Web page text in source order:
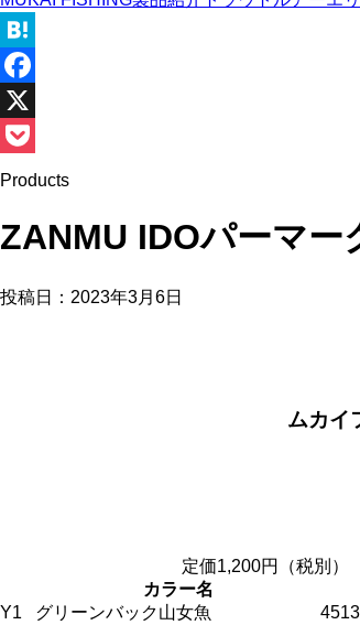
Hatena
Facebook
X
Pocket
Products
ZANMU IDOパーマー
投稿日： 2023年3月6日
ムカイ
定価1,200円（税別）
カラー名
Y1
グリーンバック山女魚